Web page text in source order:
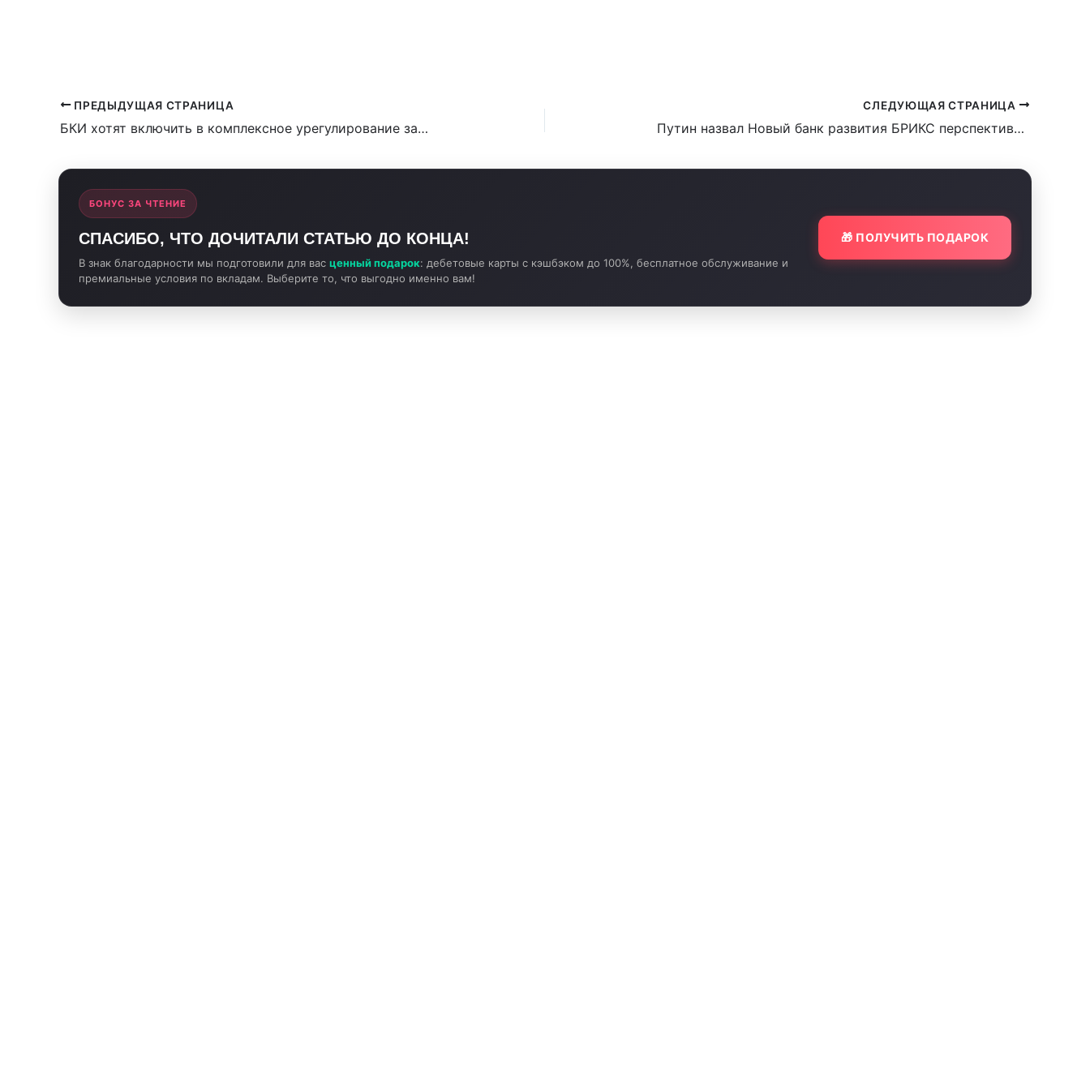
ПРЕДЫДУЩАЯ СТРАНИЦА
БКИ хотят включить в комплексное урегулирование задолженности
СЛЕДУЮЩАЯ СТРАНИЦА
Путин назвал Новый банк развития БРИКС перспективным финансовым институтом
БОНУС ЗА ЧТЕНИЕ
СПАСИБО, ЧТО ДОЧИТАЛИ СТАТЬЮ ДО КОНЦА!
В знак благодарности мы подготовили для вас ценный подарок: дебетовые карты с кэшбэком до 100%, бесплатное обслуживание и
премиальные условия по вкладам. Выберите то, что выгодно именно вам!
🎁 ПОЛУЧИТЬ ПОДАРОК